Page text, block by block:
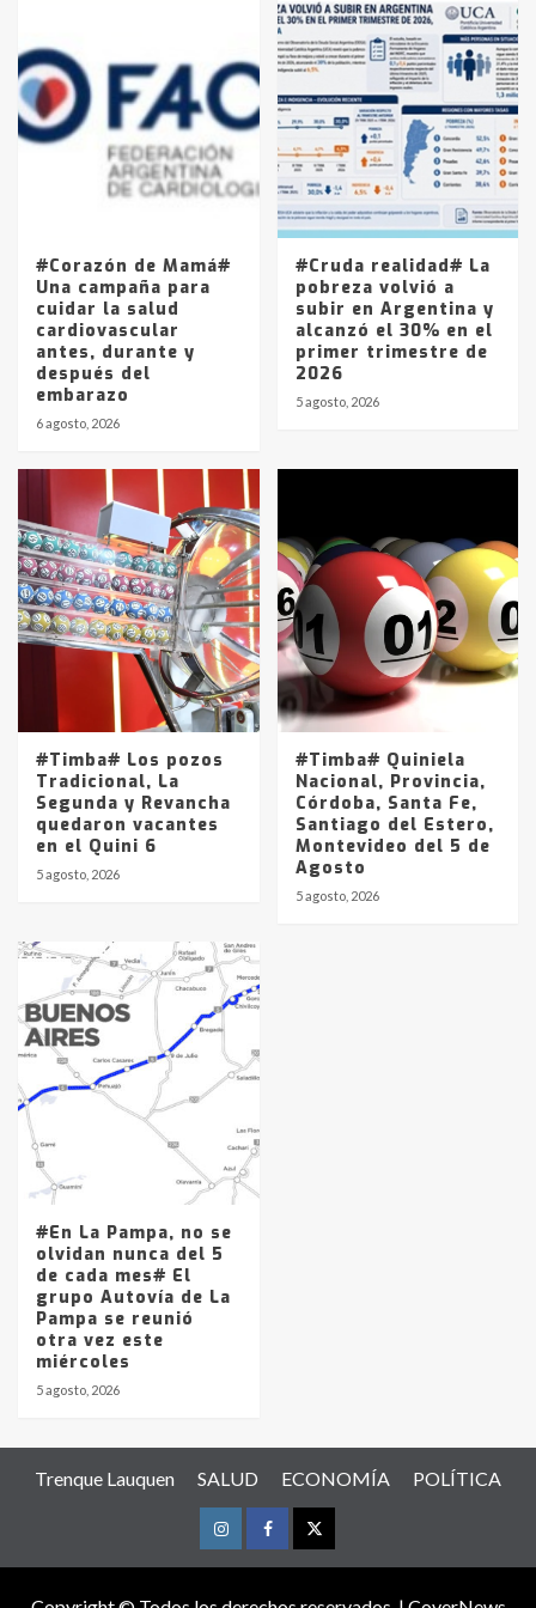
4
Accidente en Ruta 5: falleció un
joven de Trenque Lauquen
Los precios de los combustibles en
La Pampa, desde YPF hasta Axion
entre 857 a 1338 pesos
#Corazón de Mamá#
Una campaña para
cuidar la salud
cardiovascular
antes, durante y
después del
embarazo
6 agosto, 2026
#Cruda realidad# La
pobreza volvió a
subir en Argentina y
alcanzó el 30% en el
primer trimestre de
2026
5 agosto, 2026
#Timba# Los pozos
Tradicional, La
Segunda y Revancha
quedaron vacantes
en el Quini 6
5 agosto, 2026
#Timba# Quiniela
Nacional, Provincia,
Córdoba, Santa Fe,
Santiago del Estero,
Montevideo del 5 de
Agosto
5 agosto, 2026
#En La Pampa, no se
olvidan nunca del 5
de cada mes# El
grupo Autovía de La
Pampa se reunió
otra vez este
miércoles
5 agosto, 2026
Trenque Lauquen SALUD ECONOMÍA POLÍTICA
InstagramFacebookTwitter